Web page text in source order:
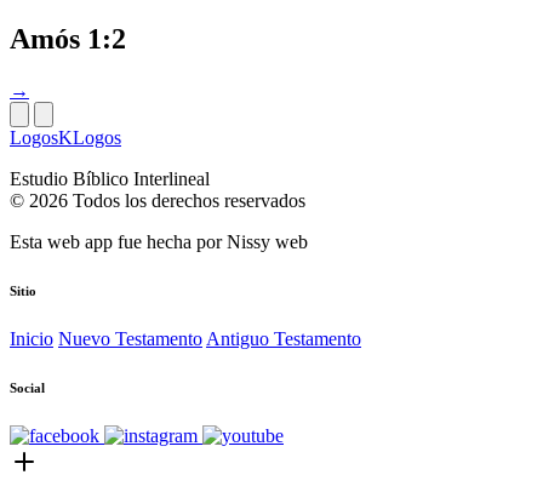
Amós 1:2
→
LogosKLogos
Estudio Bíblico Interlineal
© 2026 Todos los derechos reservados
Esta web app fue hecha porNissy web
Sitio
Inicio Nuevo Testamento Antiguo Testamento
Social